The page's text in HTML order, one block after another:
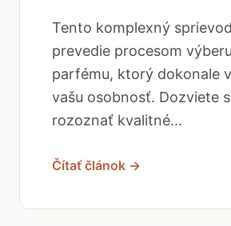
Tento komplexný
prevedie procesom
parfému, ktorý dokonale
vašu osobnosť. Dozviete
rozoznať kvalitné...
Čítať článok →